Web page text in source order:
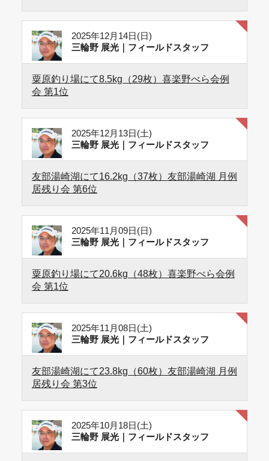
2025年12月14日(日)
三輪野 展光｜フィールドスタッフ
粟原釣り場にて8.5kg（29枚）喜楽野べら会例
会 第1位
2025年12月13日(土)
三輪野 展光｜フィールドスタッフ
友部湯崎湖にて16.2kg（37枚）友部湯崎湖 月例
居残り会 第6位
2025年11月09日(日)
三輪野 展光｜フィールドスタッフ
粟原釣り場にて20.6kg（48枚）喜楽野べら会例
会 第1位
2025年11月08日(土)
三輪野 展光｜フィールドスタッフ
友部湯崎湖にて23.8kg（60枚）友部湯崎湖 月例
居残り会 第3位
2025年10月18日(土)
三輪野 展光｜フィールドスタッフ